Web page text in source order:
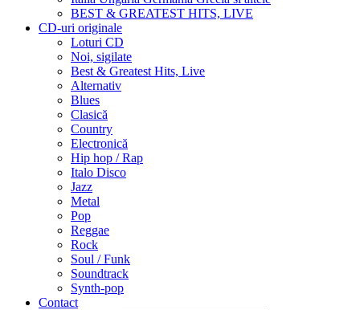
BEST & GREATEST HITS, LIVE
CD-uri originale
Loturi CD
Noi, sigilate
Best & Greatest Hits, Live
Alternativ
Blues
Clasică
Country
Electronică
Hip hop / Rap
Italo Disco
Jazz
Metal
Pop
Reggae
Rock
Soul / Funk
Soundtrack
Synth-pop
Contact